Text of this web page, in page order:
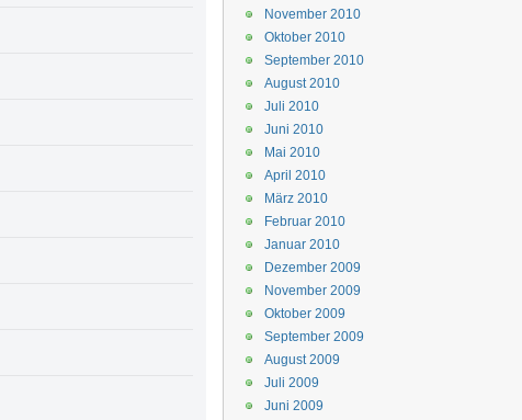
November 2010
Oktober 2010
September 2010
August 2010
Juli 2010
Juni 2010
Mai 2010
April 2010
März 2010
Februar 2010
Januar 2010
Dezember 2009
November 2009
Oktober 2009
September 2009
August 2009
Juli 2009
Juni 2009